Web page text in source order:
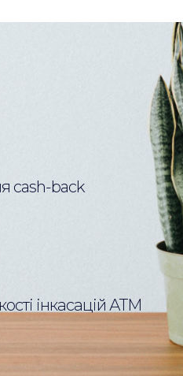
cash-back
інкасацій АТМ